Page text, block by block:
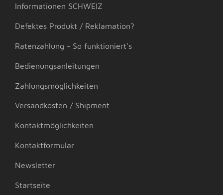
Informationen SCHWEIZ
Defektes Produkt / Reklamation?
Ratenzahlung - So funktioniert's
Bedienungsanleitungen
Zahlungsmöglichkeiten
Versandkosten / Shipment
Kontaktmöglichkeiten
Kontaktformular
Newsletter
Startseite